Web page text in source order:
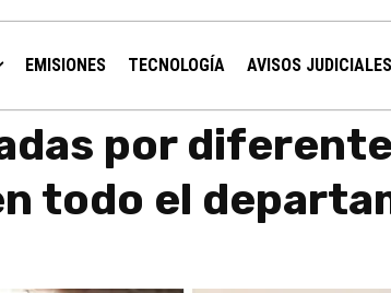
EMISIONES TECNOLOGÍA AVISOS JUDICIALES
por
todo el